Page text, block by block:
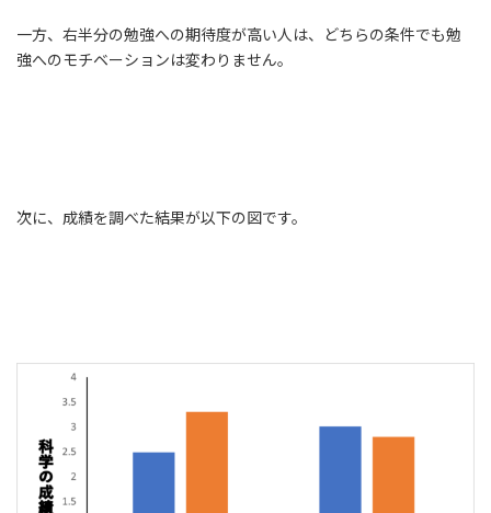
一方、右半分の勉強への期待度が高い人は、どちらの条件でも勉
強へのモチベーションは変わりません。
次に、成績を調べた結果が以下の図です。